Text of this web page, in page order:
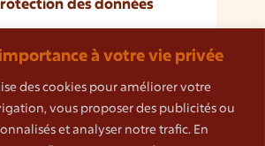
à votre vie privée
des cookies pour améliorer votre
vous proposer des publicités ou
et analyser notre trafic. En